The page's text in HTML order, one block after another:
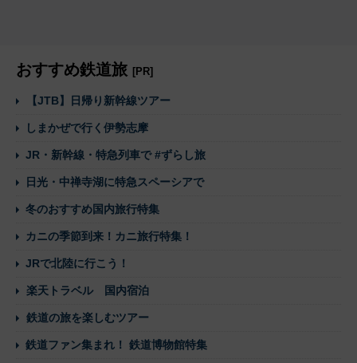
おすすめ鉄道旅 [PR]
【JTB】日帰り新幹線ツアー
しまかぜで行く伊勢志摩
JR・新幹線・特急列車で #ずらし旅
日光・中禅寺湖に特急スペーシアで
冬のおすすめ国内旅行特集
カニの季節到来！カニ旅行特集！
JRで北陸に行こう！
楽天トラベル 国内宿泊
鉄道の旅を楽しむツアー
鉄道ファン集まれ！ 鉄道博物館特集